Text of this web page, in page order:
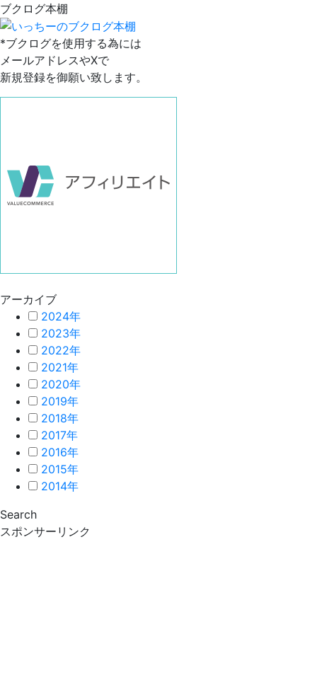
ブクログ本棚
*ブクログを使用する為には
メールアドレスやXで
新規登録を御願い致します。
アーカイブ
2024年
2023年
2022年
2021年
2020年
2019年
2018年
2017年
2016年
2015年
2014年
Search
スポンサーリンク